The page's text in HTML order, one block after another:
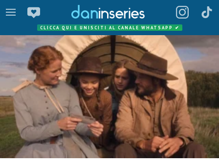
CLICCA QUI E UNISCITI AL CANALE WHATSAPP ✔